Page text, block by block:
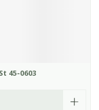
45-0603